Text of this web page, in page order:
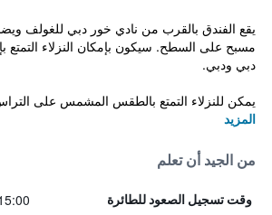
يقع الفندق بالقرب من نادي خور دبي للغولف
مسبح على السطح. سيكون بإمكان النزلاء التمتع
دبي ودبي.
يمكن للنزلاء التمتع بالطقس المشمس على
المزيد
من الجيد أن تعلم
وقت تسجيل الصعود للطائرة